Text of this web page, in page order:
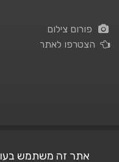
פורום צילום
הצטרפו לאתר